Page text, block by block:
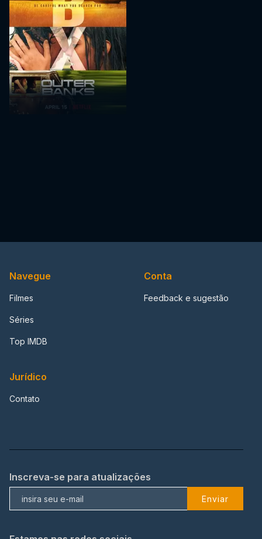
Navegue
Filmes
Séries
Top IMDB
Conta
Feedback e sugestão
Jurídico
Contato
Inscreva-se para atualizações
Enviar